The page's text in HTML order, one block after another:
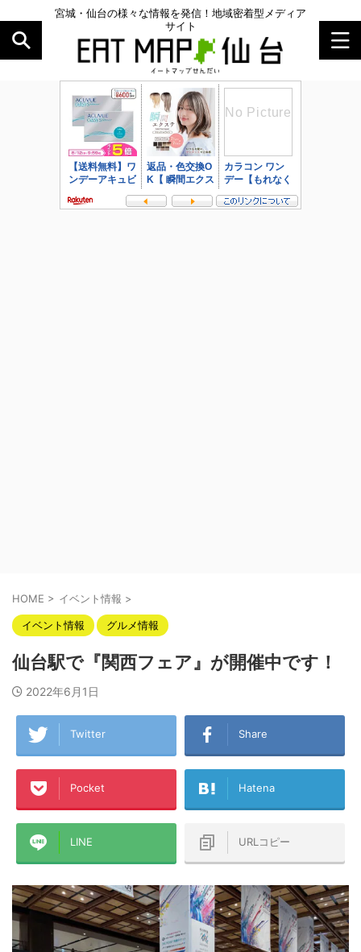
宮城・仙台の様々な情報を発信！地域密着型メディア
サイト
HOME > イベント情報 >
イベント情報 グルメ情報
仙台駅で『関西フェア』が開催中です！
2022年6月1日
Twitter Share
Pocket Hatena
LINE URLコピー